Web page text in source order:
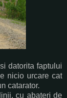
datorita faptului
nicio urcare cat
catarator.
cu abateri de